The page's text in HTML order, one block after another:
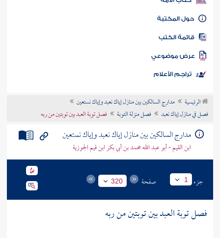
كتاب الأمة
المكتبة
الكتب
موضوعي
تراجم الأعلام
الرئيسية
مدارج السالكين بين منازل إياك نعبد وإياك نستعين
فصل في منازل إياك نعبد
فصل منزلة التوبة فصل توبة العبد بين توبتين من ربه
مدارج السالكين بين منازل إياك نعبد وإياك نستعين
ابن القيم - أبو عبد الله محمد بن أبي بكر ابن قيم الجوزية
جزء 1 صفحة 320
فصل توبة العبد بين توبتين من ربه